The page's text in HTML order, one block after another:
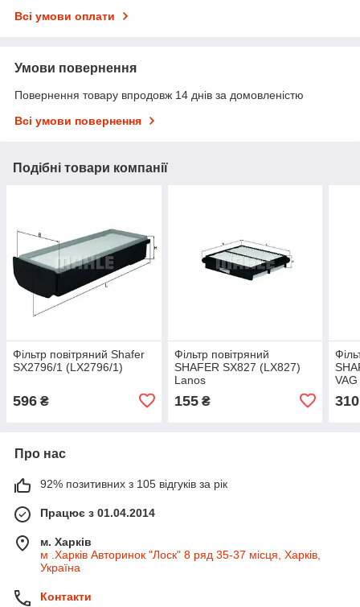
Всі умови оплати
Умови повернення
Повернення товару впродовж 14 днів за домовленістю
Всі умови повернення
Подібні товари компанії
Фільтр повітряний Shafer
SX2796/1 (LX2796/1)
596 ₴
Фільтр повітряний
SHAFER SX827 (LX827)
Lanos
155₴ 310
Про нас
92% позитивних з 105 відгуків за рік
Працює з 01.04.2014
м. Харків
м .Харків Авторинок "Лоск" 8 ряд 35-37 місця, Харків,
Україна
Контакти